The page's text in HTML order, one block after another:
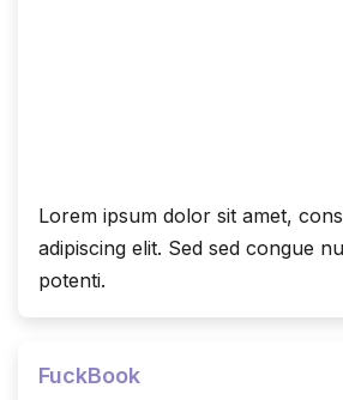
Lorem ipsum dolor sit amet,
adipiscing elit. Sed sed congue
potenti.
FuckBook